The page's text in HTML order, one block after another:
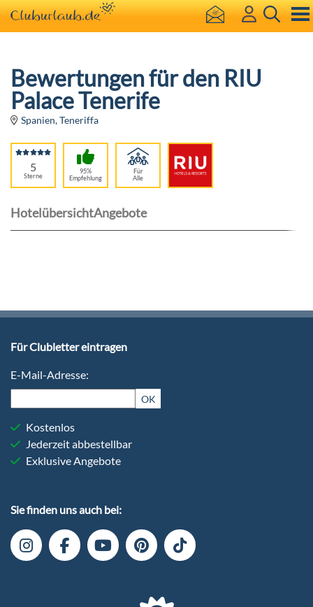
Bewertungen für den RIU
Palace Tenerife
Spanien, Teneriffa
5
Sterne
95%
Empfehlung
Für
Alle
HotelübersichtAngebote
Sie finden uns auch bei:
Für Clubletter eintragen
E-Mail-Adresse:
OK
Kostenlos
Jederzeit abbestellbar
Exklusive Angebote